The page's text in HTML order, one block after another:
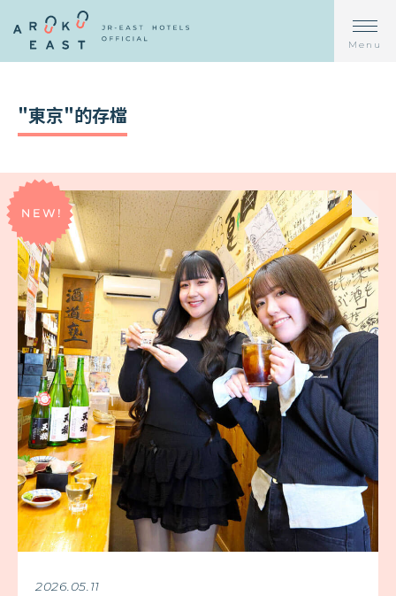
Menu
"東京"的存檔
2026.05.11